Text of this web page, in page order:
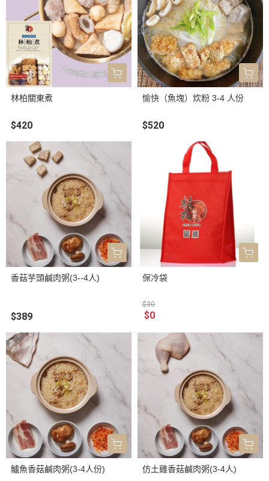
林柏關東煮
$420
愉快（魚塊）炊粉 3-4 人份
$520
香菇芋頭鹹肉粥(3--4人)
$389
保冷袋
$30
$0
鱸魚香菇鹹肉粥(3-4人份) 仿土雞香菇鹹肉粥(3-4人)